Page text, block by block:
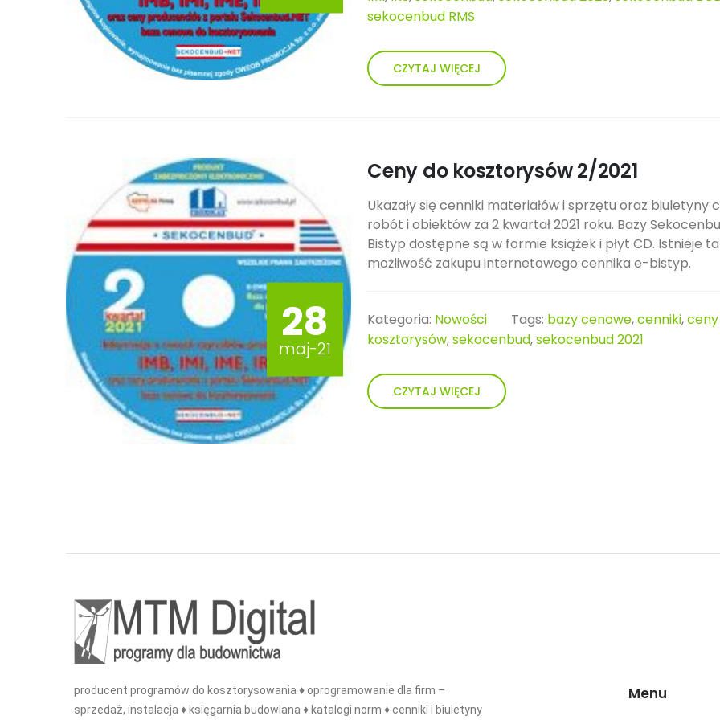
sekocenbud RMS
CZYTAJ WIĘCEJ
28
maj-21
Ceny do kosztorysów 2/2021
Ukazały się cenniki materiałów i sprzętu oraz biuletyny
robót i obiektów za 2 kwartał 2021 roku. Bazy
Bistyp dostępne są w formie książek i płyt CD. Istnieje
możliwość zakupu internetowego cennika e-bistyp.
Kategoria: Nowości Tags: bazy cenowe,cenniki,
kosztorysów,sekocenbud,sekocenbud 2021
CZYTAJ WIĘCEJ
producent programów do kosztorysowania ♦ oprogramowanie dla firm –
sprzedaż, instalacja ♦ księgarnia budowlana ♦ katalogi norm ♦ cenniki i biuletyny
Menu